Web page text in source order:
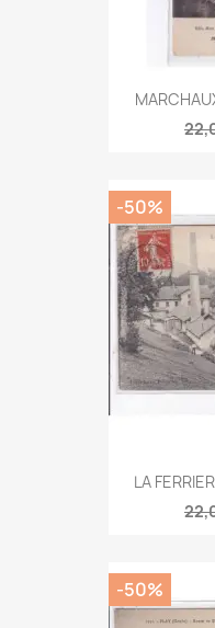
LA
-50%
-50%